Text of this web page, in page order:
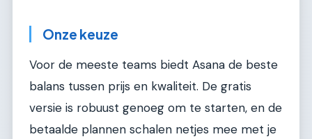
Onze keuze
Voor de meeste teams biedt Asana de beste
balans tussen prijs en kwaliteit. De gratis
versie is robuust genoeg om te starten, en de
betaalde plannen schalen netjes mee met je